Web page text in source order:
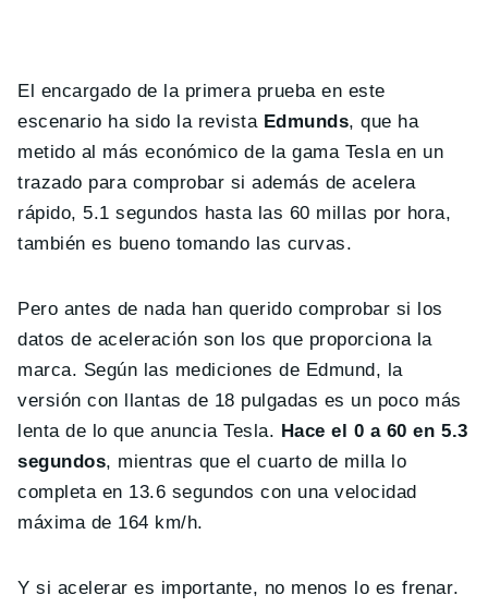
El encargado de la primera prueba en este
escenario ha sido la revista Edmunds, que ha
metido al más económico de la gama Tesla en un
trazado para comprobar si además de acelera
rápido, 5.1 segundos hasta las 60 millas por hora,
también es bueno tomando las curvas.
Pero antes de nada han querido comprobar si los
datos de aceleración son los que proporciona la
marca. Según las mediciones de Edmund, la
versión con llantas de 18 pulgadas es un poco más
lenta de lo que anuncia Tesla. Hace el 0 a 60 en 5.3
segundos, mientras que el cuarto de milla lo
completa en 13.6 segundos con una velocidad
máxima de 164 km/h.
Y si acelerar es importante, no menos lo es frenar.